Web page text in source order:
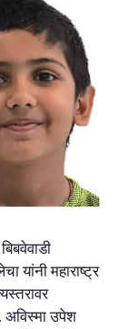
यांनी महाराष्ट्र
अविस्मा उपेश